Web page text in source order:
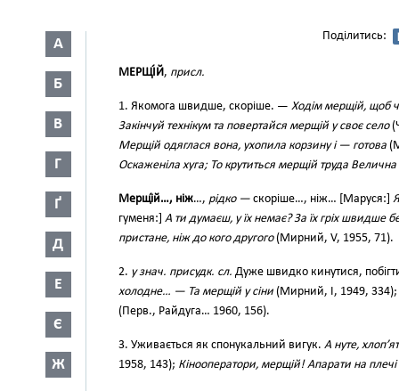
А
Б
В
Г
Ґ
Д
Е
Є
Ж
Поділитись:
МЕРЩІ́Й, присл.
1. Якомога швидше, скоріше. — Ходім мерщій, щоб
Закінчуй технікум та повертайся мерщій у своє село
Мерщій одяглася вона, ухопила корзину і — готова
Оскаженіла хуга; То крутиться мерщій труда
Мерщі́й…, ніж…, рідко — скоріше…, ніж… [Маруся:]
гуменя:] А ти думаєш, у їх немає? За їх гріх швидше
пристане, ніж до кого другого(Мирний, V, 1955, 71).
2. у знач. присудк. сл. Дуже швидко кинутися,
холодне… — Та мерщій у сіни (Мирний, І, 1949, 334);
(Перв., Райдуга… 1960, 156).
3. Уживається як спонукальний вигук. А нуте,
1958, 143); Кінооператори, мерщій! Апарати на